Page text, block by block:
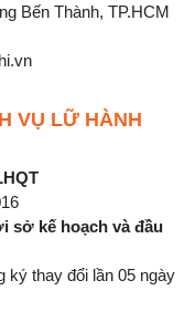
Bến Thành, TP.HCM
VỤ LỮ HÀNH
sở kế hoạch và đầu
ký thay đổi lần 05 ngày